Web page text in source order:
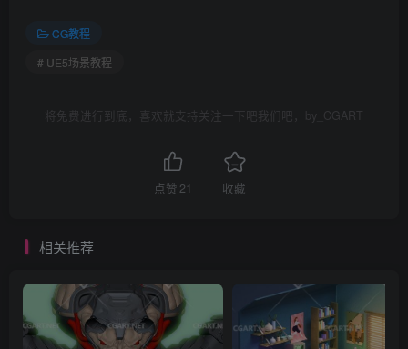
CG教程
# UE5场景教程
将免费进行到底，喜欢就支持关注一下吧我们吧，by_CGART
点赞21 收藏
相关推荐